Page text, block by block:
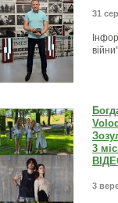
31
3
3